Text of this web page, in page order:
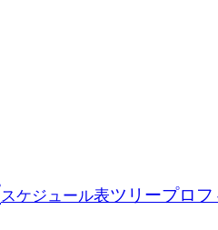
スケジュール表ツリープロ